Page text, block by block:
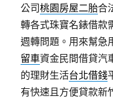
公司桃園房屋二胎合
轉各式珠寶名錶借款
週轉問題。用來幫急
留車資金民間借貸汽
的理財生活台北借錢
有快速且方便貸款新